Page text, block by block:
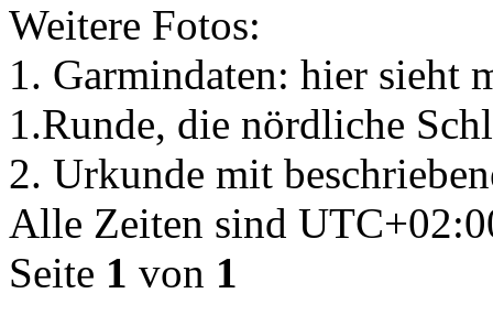
Weitere Fotos:
1. Garmindaten: hier sieht
1.Runde, die nördliche
2. Urkunde mit
Alle Zeiten sind
Seite 1 von 1